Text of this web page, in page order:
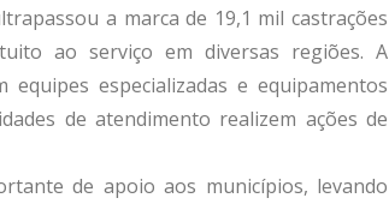
a marca de 19,1 mil castrações
ao serviço em diversas regiões. A
especializadas e equipamentos
de atendimento realizem ações de
de apoio aos municípios, levando